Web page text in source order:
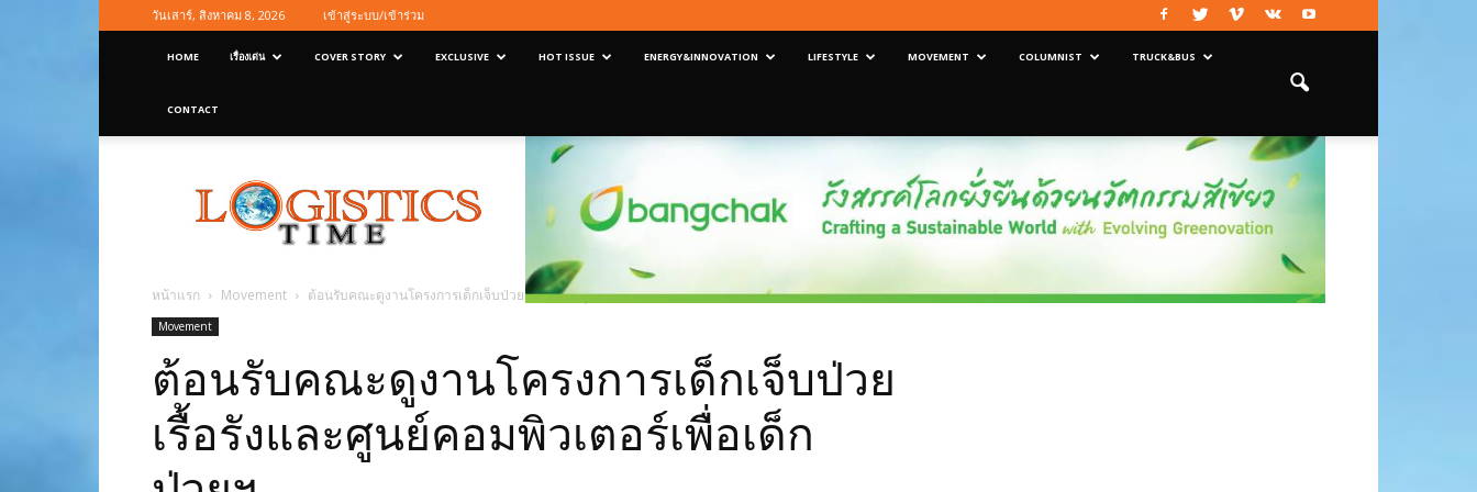
วันเสาร์, สิงหาคม 8, 2026 เข้าสู่ระบบ/เข้าร่วม
HOME เรื่องเด่น COVER STORY EXCLUSIVE HOT ISSUE ENERGY&INNOVATION LIFESTYLE MOVEMENT COLUMNIST TRUCK&BUS
CONTACT
Magazine
หน้าแรก Movement ต้อนรับคณะดูงานโครงการเด็กเจ็บป่วยเรื้อรังและศูนย์คอมพิวเตอร์เพื่อเด็กป่วยฯ
Movement
ต้อนรับคณะดูงานโครงการเด็กเจ็บป่วย
เรื้อรังและศูนย์คอมพิวเตอร์เพื่อเด็ก